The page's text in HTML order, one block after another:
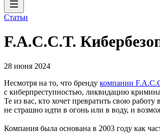
Статьи
F.A.C.C.T.
28 июня 2024
Несмотря на то, что бренду компании
с киберпреступностью, ликвидацию
Те из вас, кто хочет превратить свою
не страшно идти в огонь или в воду, и
Компания была основана в 2003 году как